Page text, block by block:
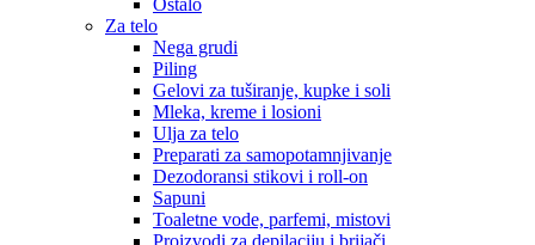
Ostalo
Za telo
Nega grudi
Piling
Gelovi za tuširanje, kupke i soli
Mleka, kreme i losioni
Ulja za telo
Preparati za samopotamnjivanje
Dezodoransi stikovi i roll-on
Sapuni
Toaletne vode, parfemi, mistovi
Proizvodi za depilaciju i brijači